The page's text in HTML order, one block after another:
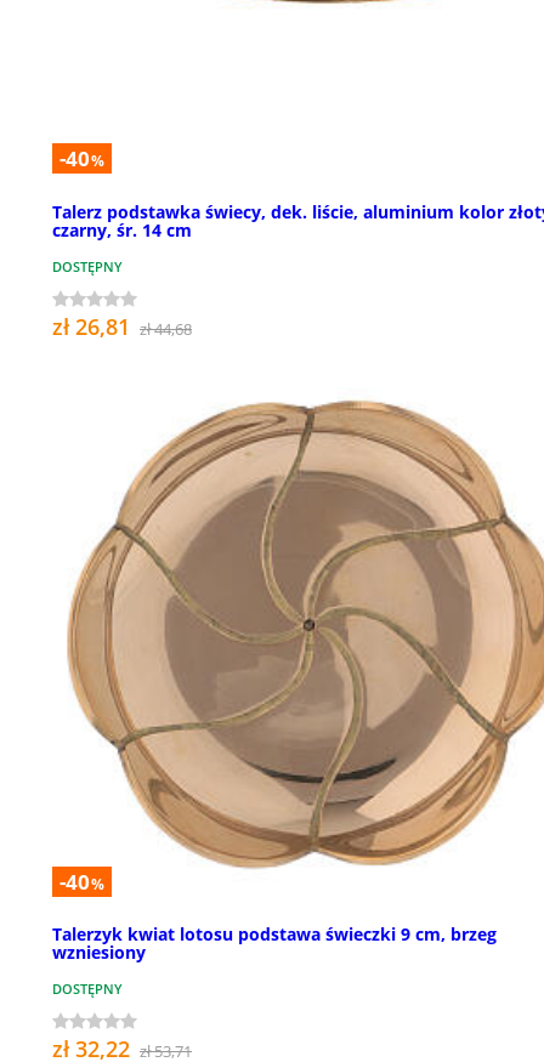
-40%
Talerz podstawka świecy, dek. liście, aluminium kolor
czarny, śr. 14 cm
DOSTĘPNY
zł 26,81 zł 44,68
-40%
Talerzyk kwiat lotosu podstawa świeczki 9 cm, brzeg
wzniesiony
DOSTĘPNY
zł 32,22 zł 53,71